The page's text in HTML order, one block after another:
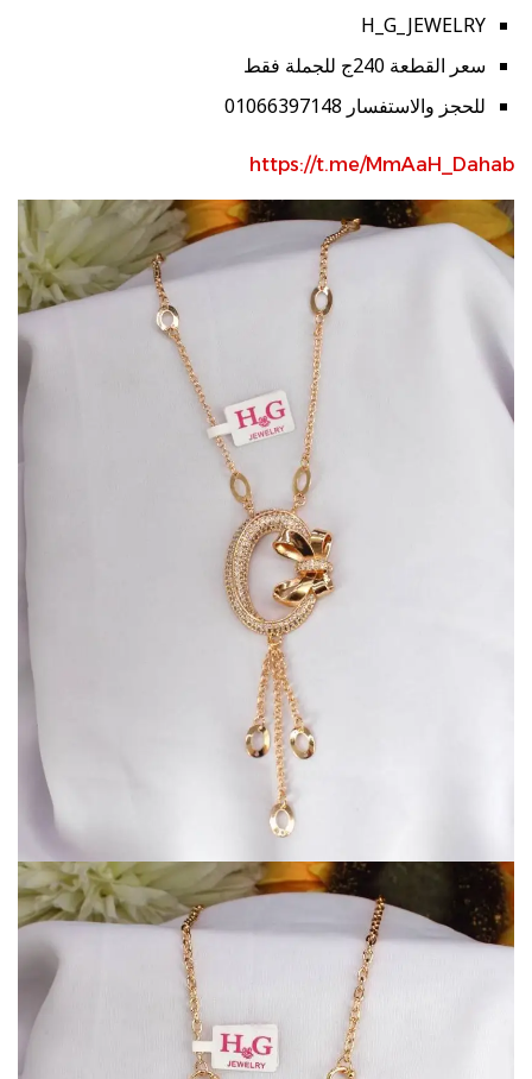
H_G_JEWELRY
سعر القطعة 240ج للجملة فقط
للحجز والاستفسار 01066397148
https://t.me/MmAaH_Dahab